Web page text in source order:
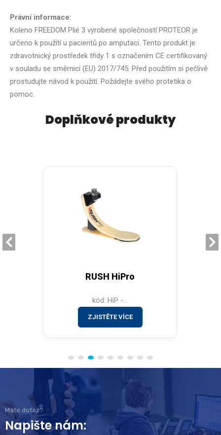
Právní informace:
Koleno FREEDOM Plié 3 vyrobené společností PROTEOR je
určeno k použití u pacientů po amputaci. Tento produkt je
zdravotnický prostředek třídy 1 s označením CE certifikovaný
v souladu se směrnicí (EU) 2017/745. Před použitím si pečlivě
prostudujte návod k použití. Požádejte svého protetika o
pomoc.
Doplňkové produkty
RUSH HiPro
kód: HiP -...
ZJISTĚTE VÍCE
Máte dotaz?
Napište nám: